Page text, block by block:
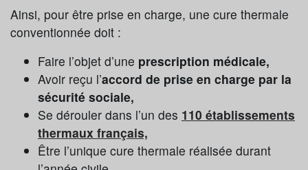
Ainsi, pour être prise en charge, une cure thermale
conventionnée doit :
Faire l’objet d’une prescription médicale,
Avoir reçu l’accord de prise en charge par la
sécurité sociale,
Se dérouler dans l’un des 110 établissements
thermaux français,
Être l’unique cure thermale réalisée durant